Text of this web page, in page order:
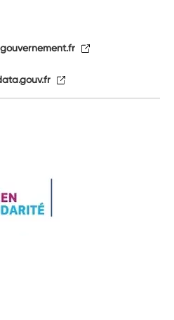
gouvernement.fr